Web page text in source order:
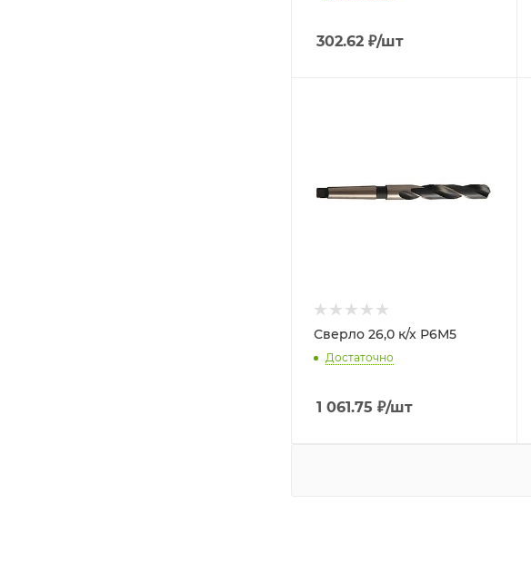
302.62 ₽/шт
Сверло 26,0 к/х Р6М5
Достаточно
1 061.75 ₽/шт